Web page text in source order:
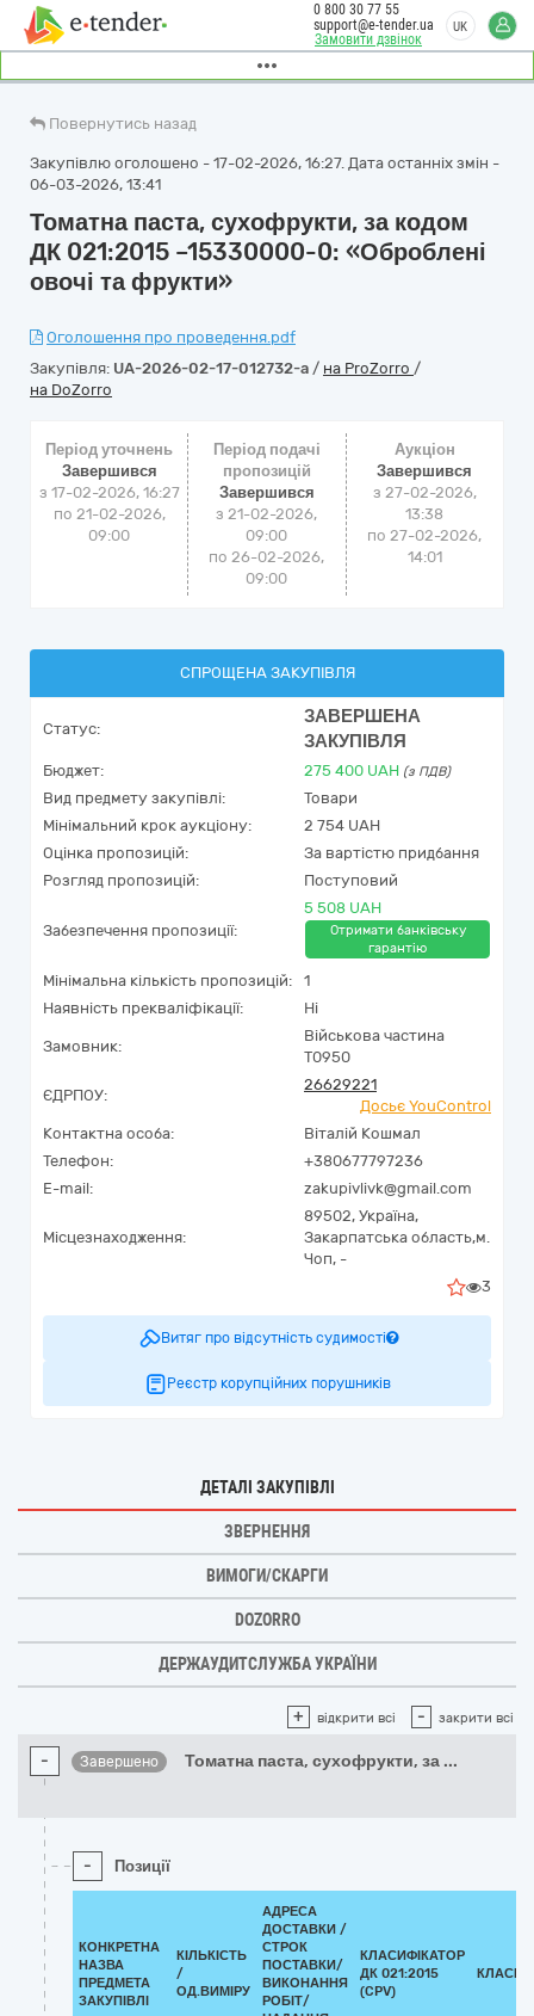
Замовити дзвінок
0 800 30 77 55
support@e-tender.ua
UK
Повернутись назад
Закупівлю оголошено - 17-02-2026, 16:27. Дата останніх змін -
06-03-2026, 13:41
Томатна паста, сухофрукти, за кодом
ДК 021:2015 –15330000-0: «Оброблені
овочі та фрукти»
Оголошення про проведення.pdf
Закупівля: UA-2026-02-17-012732-a / на ProZorro /
на DoZorro
Період уточнень
Завершився
з 17-02-2026, 16:27
по 21-02-2026,
09:00
Період подачі
пропозицій
Завершився
з 21-02-2026,
09:00
по 26-02-2026,
09:00
Аукціон
Завершився
з 27-02-2026,
13:38
по27-02-2026,
14:01
СПРОЩЕНА ЗАКУПІВЛЯ
Статус:
ЗАВЕРШЕНА
ЗАКУПІВЛЯ
Бюджет: 275 400 UAH (з ПДВ)
Вид предмету закупівлі:
Товари
Мінімальний крок аукціону:
2 754 UAH
Оцінка пропозицій:
За вартістю придбання
Розгляд пропозицій:
Поступовий
Забезпечення пропозиції:
5 508 UAH
Отримати банківську
гарантію
Мінімальна кількість пропозицій:
1
Наявність прекваліфікації:
Ні
Замовник:
Військова частина
Т0950
ЄДРПОУ:
26629221
Досьє YouControl
Контактна особа:
Віталій Кошмал
Телефон:
+380677797236
E-mail:
zakupivlivk@gmail.com
Місцезнаходження:
89502, Україна,
Закарпатська область,м.
Чоп, -
3
Витяг про відсутність судимості
Реєстр корупційних порушників
ДЕТАЛІ ЗАКУПІВЛІ
ЗВЕРНЕННЯ
ВИМОГИ/СКАРГИ
DOZORRO
ДЕРЖАУДИТСЛУЖБА УКРАЇНИ
+ відкрити всі - закрити всі
- Завершено Томатна паста, сухофрукти, за ...
- Позиції
КОНКРЕТНА
НАЗВА
ПРЕДМЕТА
ЗАКУПІВЛІ
КІЛЬКІСТЬ
/
ОД.ВИМІРУ
АДРЕСА
ДОСТАВКИ /
СТРОК
ПОСТАВКИ/
ВИКОНАННЯ
РОБІТ/
КЛАСИФІКАТОР
ДК 021:2015
(CPV)